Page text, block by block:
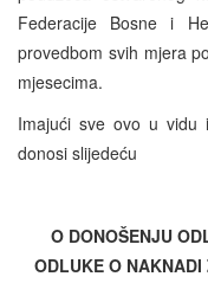
Federacije Bosne i
provedbom svih mjera
mjesecima.
Imajući sve ovo u vidu
donosi slijedeću
O DONOŠENJU
ODLUKE O